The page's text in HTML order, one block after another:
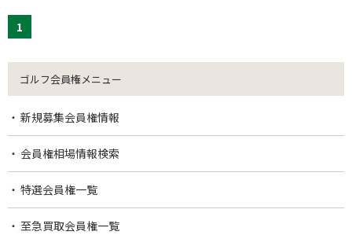
1
ゴルフ会員権メニュー
新規募集会員権情報
会員権相場情報検索
特選会員権一覧
至急買取会員権一覧